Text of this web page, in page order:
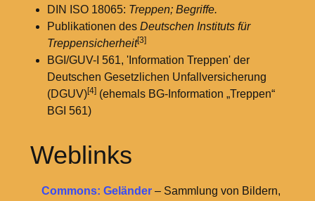
DIN ISO 18065: Treppen; Begriffe.
Publikationen des Deutschen Instituts für
Treppensicherheit[3]
BGI/GUV-I 561, 'Information Treppen' der
Deutschen Gesetzlichen Unfallversicherung
(DGUV)[4](ehemals BG-Information „Treppen“
BGI 561)
Weblinks
Commons: Geländer– Sammlung von Bildern,